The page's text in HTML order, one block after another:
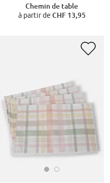
Chemin de table
à partir de CHF 13,95